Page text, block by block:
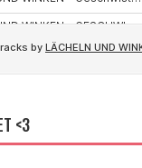
<3